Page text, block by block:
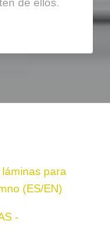
de ellos.
láminas para
(ES/EN)
-